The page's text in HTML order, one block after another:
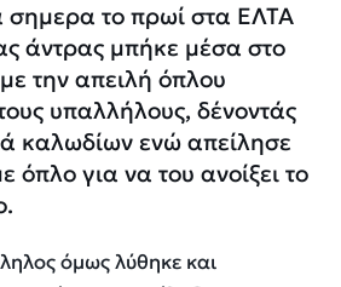
σημερα το πρωί στα ΕΛΤΑ
άντρας μπήκε μέσα στο
την απειλή όπλου
υπαλλήλους, δένοντάς
καλωδίων ενώ απείλησε
όπλο για να του ανοίξει το
όμως λύθηκε και